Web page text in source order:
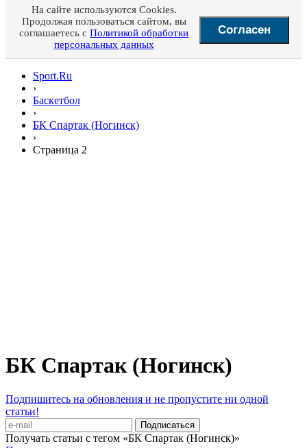
На сайте используются Cookies.
Продолжая пользоваться сайтом, вы
соглашаетесь с Политикой обработки
персональных данных
Согласен
Sport.Ru
›
Баскетбол
›
БК Спартак (Ногинск)
›
Страница 2
БК Спартак (Ногинск)
Подпишитесь на обновления и не пропустите ни одной
статьи!
Получать статьи с тегом «БК Спартак (Ногинск)»